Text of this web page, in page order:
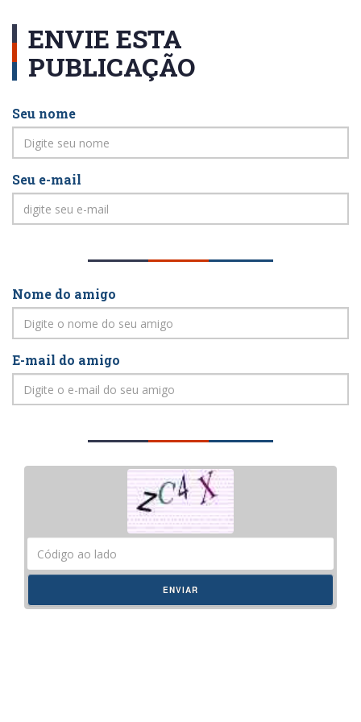
ENVIE ESTA
PUBLICAÇÃO
Seu nome
Seu e-mail
Nome do amigo
E-mail do amigo